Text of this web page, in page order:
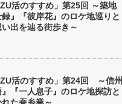
活のすすめ」第25回 ～築地
』『彼岸花』のロケ地巡りと
出を辿る街歩き～
活のすすめ」第24回 ～信州
『一人息子』のロケ地探訪と